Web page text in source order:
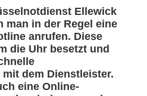
Ellewick
man in der Regel eine
anrufen. Diese
die Uhr besetzt und
dem Dienstleister.
eine Online-